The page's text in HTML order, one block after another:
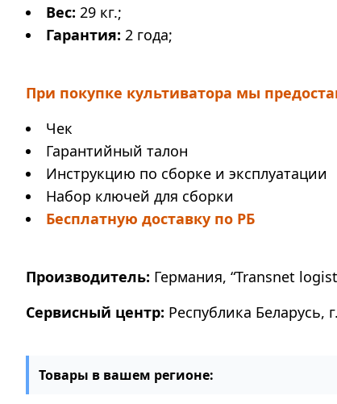
Вес: 29 кг.;
Гарантия: 2 года;
При покупке культиватора мы
Чек
Гарантийный талон
Инструкцию по сборке и эксплуатации
Набор ключей для сборки
Бесплатную доставку по РБ
Производитель: Германия, “Transnet
Сервисный центр: Республика
Товары в вашем регионе: